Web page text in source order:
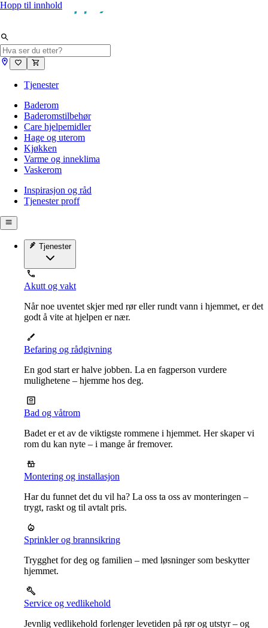
Hopp til innhold
Tjenester
Baderom
Baderomstilbehør
Care hjelpemidler
Hage og uterom
Kjøkken
Varme og inneklima
Vaskerom
Inspirasjon og råd
Tjenester proff
Tjenester
Akutt og vakt
Når noe uventet skjer med rør eller rundt vann i hjemmet, er det
godt å vite at hjelpen er nær.
Befaring og rådgivning
En god start er halve jobben. La en fagperson vurdere
mulighetene – hjemme hos deg.
Bad og våtrom
Badet er et av de viktigste rommene i hjemmet. Her skaper vi
rom du kan nyte – i mange år fremover.
Montering og installasjon
Har du funnet det du vil ha? La oss ta oss av monteringen –
trygt, raskt og til avtalt pris.
Sprinkler og brannsikring
Trygghet for deg og familien – med løsninger som beskytter
hjemmet.
Service og vedlikehold
Jevnlig vedlikehold forlenger levetiden på rør og utstyr – og